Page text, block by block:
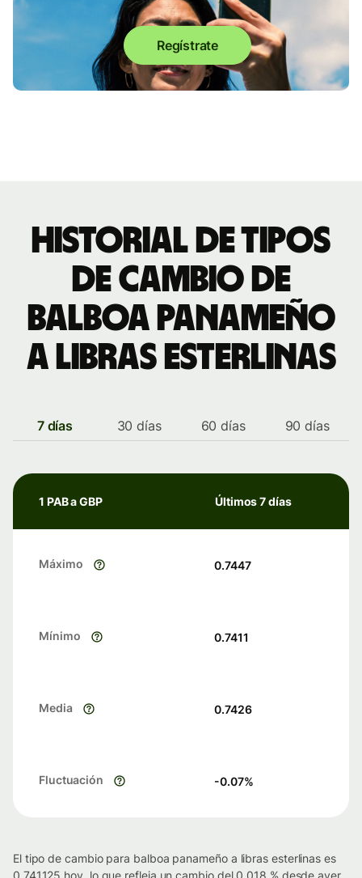
Regístrate
Historial de tipos
de cambio de
balboa panameño
a libras esterlinas
7 días 30 días 60 días 90 días
1 PAB a GBP Últimos 7 días
Máximo 0.7447
Mínimo 0.7411
Media 0.7426
Fluctuación -0.07%
El tipo de cambio para balboa panameño a libras esterlinas es
0.741125 hoy, lo que refleja un cambio del 0.018 % desde ayer.